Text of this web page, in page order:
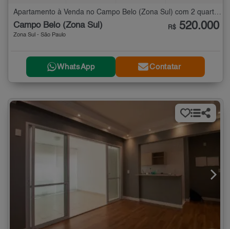
Apartamento à Venda no Campo Belo (Zona Sul) com 2 quartos - 95 m²
Campo Belo (Zona Sul)
Zona Sul - São Paulo
R$ 520.000
WhatsApp Contatar